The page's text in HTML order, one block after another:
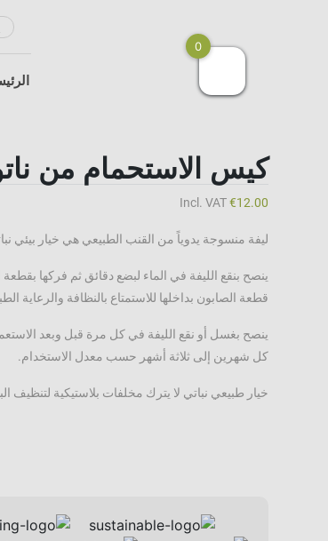
كيس الاستحمام من
€12.00
Incl. VAT
ليفة منسوجة يدوياً من القنب الطبيعي هي خيار بيئي
ينصح بنقع الليفة في الماء لبضع دقائق ثم فركها
قطعة الصابون بداخلها للاستمتاع بالنظافة والرعاية
ينصح بغسل أو نقع الليفة في كل مرة قبل وبعد
كل شهرين إلى ثلاثة أشهر حسب معدل الاستخدام.
خيار طبيعي نباتي لا يترك مخلفات بلاستيكية لتنظيف
0